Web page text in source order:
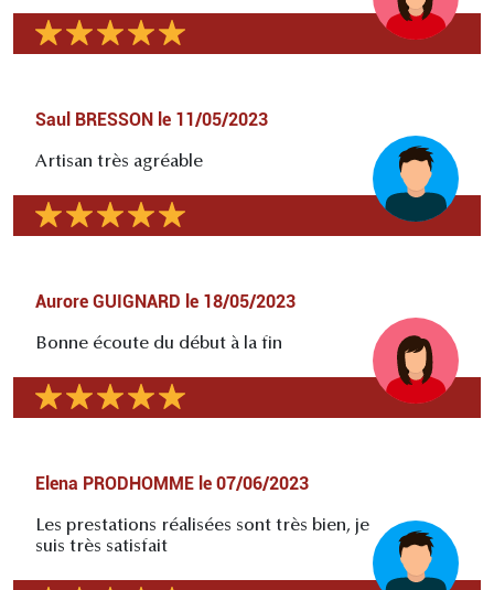
Saul BRESSON le 11/05/2023
Artisan très agréable
Aurore GUIGNARD le 18/05/2023
Bonne écoute du début à la fin
Elena PRODHOMME le 07/06/2023
Les prestations réalisées sont très bien, je
suis très satisfait